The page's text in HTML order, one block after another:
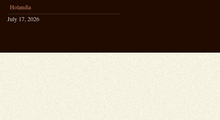
Holandia
July 17, 2026